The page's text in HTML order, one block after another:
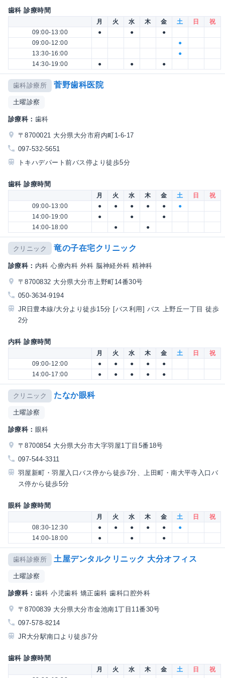
歯科 診療時間
月 火 水 木 金 土 日
祝
09:00-13:00
● ●
●
09:00-12:00
●
13:30-16:00
●
14:30-19:00
● ● ●
歯科診療所 菅野歯科医院
土曜診察
診療科： 歯科
〒8700021 大分県大分市府内町1-6-17
097-532-5651
トキハデパート前バス停より徒歩5分
歯科 診療時間
月 火 水 木 金 土 日
祝
09:00-13:00
● ● ● ● ●
●
14:00-19:00
● ●
●
14:00-18:00
● ●
クリニック 竜の子在宅クリニック
診療科： 内科 心療内科 外科 脳神経外科 精神科
〒8700832 大分県大分市上野町14番30号
050-3634-9194
JR日豊本線/大分より徒歩15分 [バス利用] バス 上野丘一丁目 徒歩
2分
内科 診療時間
月 火 水 木 金 土 日
祝
09:00-12:00
● ● ● ●
●
14:00-17:00
● ● ● ● ●
クリニック たなか眼科
土曜診察
診療科： 眼科
〒8700854 大分県大分市大字羽屋1丁目5番18号
097-544-3311
羽屋新町・羽屋入口バス停から徒歩7分、上田町・南大平寺入口バ
ス停から徒歩5分
眼科 診療時間
月 火 水 木 金 土 日
祝
08:30-12:30
● ● ● ● ●
●
14:00-18:00
● ● ●
歯科診療所 土屋デンタルクリニック 大分オフィス
土曜診察
診療科： 歯科 小児歯科 矯正歯科 歯科口腔外科
〒8700839 大分県大分市金池南1丁目11番30号
097-578-8214
JR大分駅南口より徒歩7分
歯科 診療時間
月 火 水 木 金 土 日
祝